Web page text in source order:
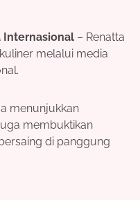
Internasional – Renatta
melalui media
menunjukkan
membuktikan
di panggung